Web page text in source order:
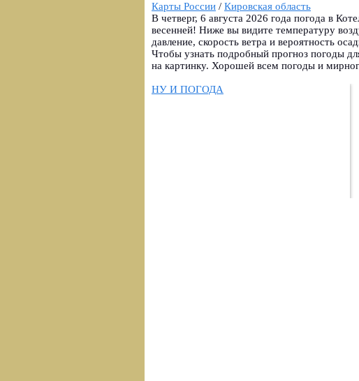
Карты России / Кировская область
В четверг, 6 августа 2026 года погода в
весенней! Ниже вы видите температуру
давление, скорость ветра и вероятность
Чтобы узнать подробный прогноз погоды
на картинку. Хорошей всем погоды и
НУ И ПОГОДА